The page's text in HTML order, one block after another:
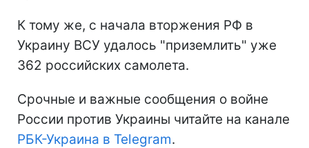
К тому же, с начала вторжения РФ в
Украину ВСУ удалось "приземлить" уже
362 российских самолета.
Срочные и важные сообщения о войне
России против Украины читайте на канале
РБК-Украина в Telegram.